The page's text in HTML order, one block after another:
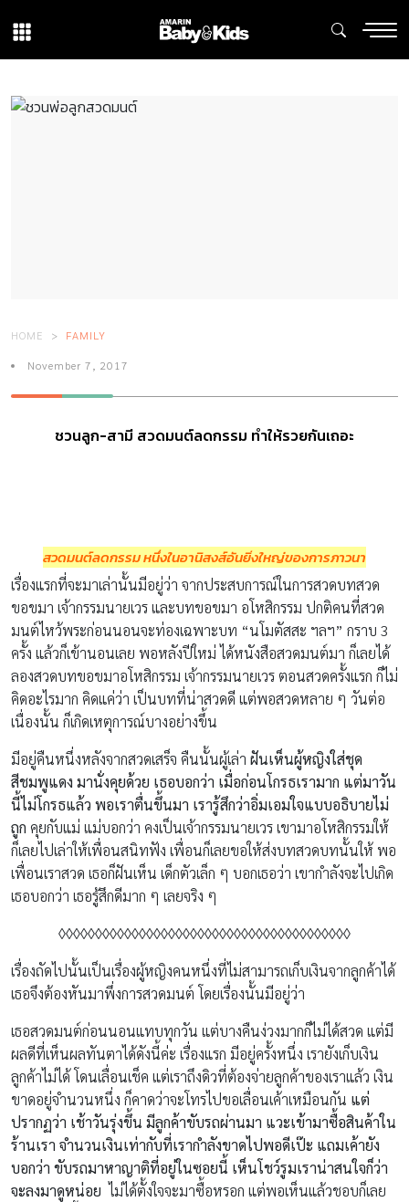
HOME FAMILY
November 7, 2017
ชวนลูก-สามี สวดมนต์ลดกรรม ทำให้รวยกันเถอะ
สวดมนต์ลดกรรม หนึ่งในอานิสงส์อันยิ่งใหญ่ของการภาวนา
เรื่องแรกที่จะมาเล่านั้นมีอยู่ว่า จากประสบการณ์ในการสวดบทสวด
ขอขมา เจ้ากรรมนายเวร และบทขอขมา อโหสิกรรม ปกติคนที่สวด
มนต์ไหว้พระก่อนนอนจะท่องเฉพาะบท “นโมตัสสะ ฯลฯ” กราบ 3
ครั้ง แล้วก็เข้านอนเลย พอหลังปีใหม่ ได้หนังสือสวดมนต์มา ก็เลยได้
ลองสวดบทขอขมาอโหสิกรรม เจ้ากรรมนายเวร ตอนสวดครั้งแรก ก็ไม่
คิดอะไรมาก คิดแค่ว่า เป็นบทที่น่าสวดดี แต่พอสวดหลาย ๆ วันต่อ
เนื่องนั้น ก็เกิดเหตุการณ์บางอย่างขึ้น
มีอยู่คืนหนึ่งหลังจากสวดเสร็จ คืนนั้นผู้เล่า ฝันเห็นผู้หญิงใส่ชุด
สีชมพูแดง มานั่งคุยด้วย เธอบอกว่า เมื่อก่อนโกรธเรามาก แต่มาวัน
นี้ไม่โกรธแล้ว พอเราตื่นขึ้นมา เรารู้สึกว่าอิ่มเอมใจแบบอธิบายไม่
ถูก คุยกับแม่ แม่บอกว่า คงเป็นเจ้ากรรมนายเวร เขามาอโหสิกรรมให้
ก็เลยไปเล่าให้เพื่อนสนิทฟัง เพื่อนก็เลยขอให้ส่งบทสวดบทนั้นให้ พอ
เพื่อนเราสวด เธอก็ฝันเห็น เด็กตัวเล็ก ๆ บอกเธอว่า เขากำลังจะไปเกิด
เธอบอกว่า เธอรู้สึกดีมาก ๆ เลยจริง ๆ
◊◊◊◊◊◊◊◊◊◊◊◊◊◊◊◊◊◊◊◊◊◊◊◊◊◊◊◊◊◊◊◊◊◊◊◊◊◊◊◊
เรื่องถัดไปนั้นเป็นเรื่องผู้หญิงคนหนึ่งที่ไม่สามารถเก็บเงินจากลูกค้าได้
เธอจึงต้องหันมาพึ่งการสวดมนต์ โดยเรื่องนั้นมีอยู่ว่า
เธอสวดมนต์ก่อนนอนแทบทุกวัน แต่บางคืนง่วงมากก็ไม่ได้สวด แต่มี
ผลดีที่เห็นผลทันตาได้ดังนี้ค่ะ เรื่องแรก มีอยู่ครั้งหนึ่ง เรายังเก็บเงิน
ลูกค้าไม่ได้ โดนเลื่อนเช็ค แต่เราถึงดิวที่ต้องจ่ายลูกค้าของเราแล้ว เงิน
ขาดอยู่จำนวนหนึ่ง ก็คาดว่าจะโทรไปขอเลื่อนเค้าเหมือนกัน แต่
ปรากฏว่า เช้าวันรุ่งขึ้น มีลูกค้าขับรถผ่านมา แวะเข้ามาซื้อสินค้าใน
ร้านเรา จำนวนเงินเท่ากับที่เรากำลังขาดไปพอดีเป๊ะ แถมเค้ายัง
บอกว่า ขับรถมาหาญาติที่อยู่ในซอยนี้ เห็นโชว์รูมเราน่าสนใจก็ว่า
จะลงมาดูหน่อย ไม่ได้ตั้งใจจะมาซื้อหรอก แต่พอเห็นแล้วชอบก็เลย